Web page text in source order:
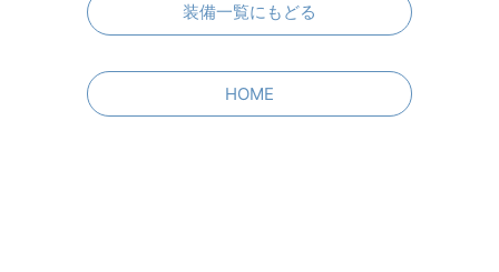
装備一覧にもどる
HOME